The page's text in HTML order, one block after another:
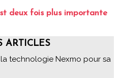
deux fois plus importante
ARTICLES
technologie Nexmo pour sa